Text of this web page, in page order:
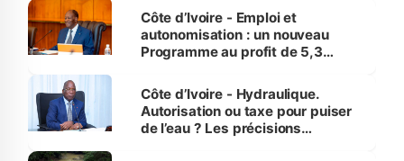
et Yamoussoukro
Côte d’Ivoire - Emploi et
autonomisation : un nouveau
Programme au profit de 5,3
Côte d’Ivoire - Hydraulique.
Autorisation ou taxe pour puiser
de l’eau ? Les précisions